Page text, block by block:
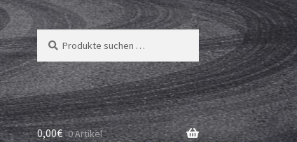
Suchen
nach:
Suchen
0,00€ 0 Artikel